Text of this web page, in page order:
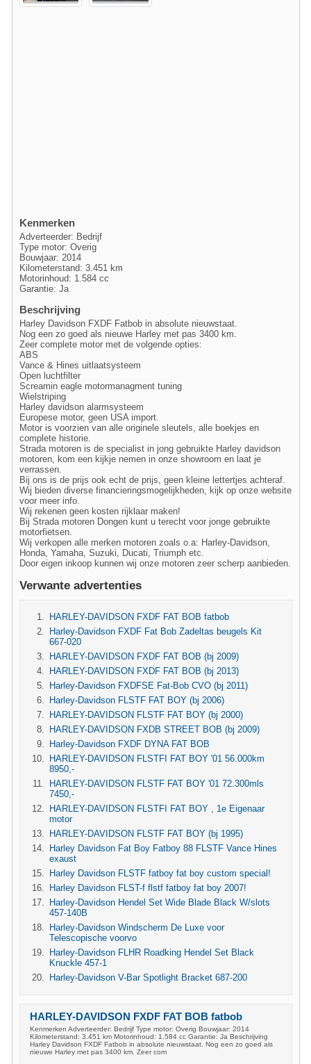
Kenmerken
Adverteerder: Bedrijf
Type motor: Overig
Bouwjaar: 2014
Kilometerstand: 3.451 km
Motorinhoud: 1.584 cc
Garantie: Ja
Beschrijving
Harley Davidson FXDF Fatbob in absolute nieuwstaat.
Nog een zo goed als nieuwe Harley met pas 3400 km.
Zeer complete motor met de volgende opties:
ABS
Vance & Hines uitlaatsysteem
Open luchtfilter
Screamin eagle motormanagment tuning
Wielstriping
Harley davidson alarmsysteem
Europese motor, geen USA import.
Motor is voorzien van alle originele sleutels, alle boekjes en
complete historie.
Strada motoren is de specialist in jong gebruikte Harley davidson
motoren, kom een kijkje nemen in onze showroom en laat je
verrassen.
Bij ons is de prijs ook echt de prijs, geen kleine lettertjes achteraf.
Wij bieden diverse financieringsmogelijkheden, kijk op onze website
voor meer info.
Wij rekenen geen kosten rijklaar maken!
Bij Strada motoren Dongen kunt u terecht voor jonge gebruikte
motorfietsen.
Wij verkopen alle merken motoren zoals o.a: Harley-Davidson,
Honda, Yamaha, Suzuki, Ducati, Triumph etc.
Door eigen inkoop kunnen wij onze motoren zeer scherp aanbieden.
Verwante advertenties
HARLEY-DAVIDSON FXDF FAT BOB fatbob
Harley-Davidson FXDF Fat Bob Zadeltas beugels Kit
667-020
HARLEY-DAVIDSON FXDF FAT BOB (bj 2009)
HARLEY-DAVIDSON FXDF FAT BOB (bj 2013)
Harley-Davidson FXDFSE Fat-Bob CVO (bj 2011)
Harley-Davidson FLSTF FAT BOY (bj 2006)
HARLEY-DAVIDSON FLSTF FAT BOY (bj 2000)
HARLEY-DAVIDSON FXDB STREET BOB (bj 2009)
Harley-Davidson FXDF DYNA FAT BOB
HARLEY-DAVIDSON FLSTFI FAT BOY '01 56.000km
8950,-
HARLEY-DAVIDSON FLSTF FAT BOY '01 72.300mls
7450,-
HARLEY-DAVIDSON FLSTFI FAT BOY , 1e Eigenaar
motor
HARLEY-DAVIDSON FLSTF FAT BOY (bj 1995)
Harley Davidson Fat Boy Fatboy 88 FLSTF Vance Hines
exaust
Harley Davidson FLSTF fatboy fat boy custom special!
Harley Davidson FLST-f flstf fatboy fat boy 2007!
Harley-Davidson Hendel Set Wide Blade Black W/slots
457-140B
Harley-Davidson Windscherm De Luxe voor
Telescopische voorvo
Harley-Davidson FLHR Roadking Hendel Set Black
Knuckle 457-1
Harley-Davidson V-Bar Spotlight Bracket 687-200
HARLEY-DAVIDSON FXDF FAT BOB fatbob
Kenmerken Adverteerder: Bedrijf Type motor: Overig Bouwjaar: 2014
Kilometerstand: 3.451 km Motorinhoud: 1.584 cc Garantie: Ja Beschrijving
Harley Davidson FXDF Fatbob in absolute nieuwstaat. Nog een zo goed als
nieuwe Harley met pas 3400 km. Zeer com